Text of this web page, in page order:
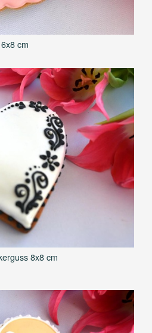
6x8 cm
8x8 cm